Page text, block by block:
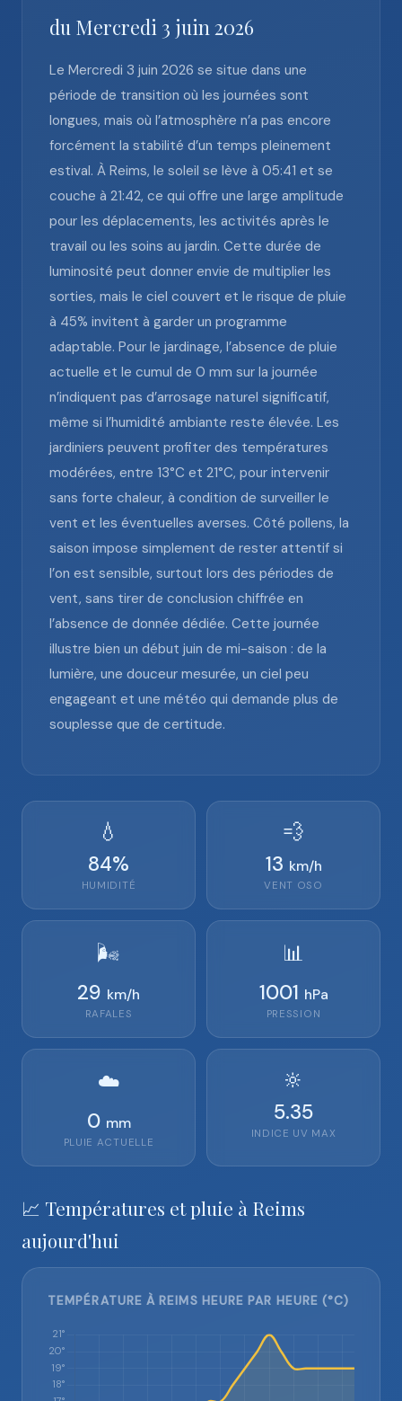
du Mercredi 3 juin 2026
Le Mercredi 3 juin 2026 se situe dans une
période de transition où les journées sont
longues, mais où l’atmosphère n’a pas encore
forcément la stabilité d’un temps pleinement
estival. À Reims, le soleil se lève à 05:41 et se
couche à 21:42, ce qui offre une large amplitude
pour les déplacements, les activités après le
travail ou les soins au jardin. Cette durée de
luminosité peut donner envie de multiplier les
sorties, mais le ciel couvert et le risque de pluie
à 45% invitent à garder un programme
adaptable. Pour le jardinage, l’absence de pluie
actuelle et le cumul de 0 mm sur la journée
n’indiquent pas d’arrosage naturel significatif,
même si l’humidité ambiante reste élevée. Les
jardiniers peuvent profiter des températures
modérées, entre 13°C et 21°C, pour intervenir
sans forte chaleur, à condition de surveiller le
vent et les éventuelles averses. Côté pollens, la
saison impose simplement de rester attentif si
l’on est sensible, surtout lors des périodes de
vent, sans tirer de conclusion chiffrée en
l’absence de donnée dédiée. Cette journée
illustre bien un début juin de mi-saison : de la
lumière, une douceur mesurée, un ciel peu
engageant et une météo qui demande plus de
souplesse que de certitude.
💧
84%
HUMIDITÉ
💨
13 km/h
VENT OSO
🌬️
29 km/h
RAFALES
📊
1001 hPa
PRESSION
☁️
0 mm
PLUIE ACTUELLE
🔆
5.35
INDICE UV MAX
📈 Températures et pluie à Reims
aujourd'hui
TEMPÉRATURE À REIMS HEURE PAR HEURE (°C)